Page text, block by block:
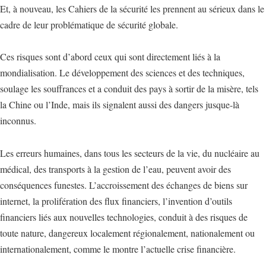
Et, à nouveau, les Cahiers de la sécurité les prennent au sérieux dans le
cadre de leur problématique de sécurité globale.
Ces risques sont d’abord ceux qui sont directement liés à la
mondialisation. Le développement des sciences et des techniques,
soulage les souffrances et a conduit des pays à sortir de la misère, tels
la Chine ou l’Inde, mais ils signalent aussi des dangers jusque-là
inconnus.
Les erreurs humaines, dans tous les secteurs de la vie, du nucléaire au
médical, des transports à la gestion de l’eau, peuvent avoir des
conséquences funestes. L’accroissement des échanges de biens sur
internet, la prolifération des flux financiers, l’invention d’outils
financiers liés aux nouvelles technologies, conduit à des risques de
toute nature, dangereux localement régionalement, nationalement ou
internationalement, comme le montre l’actuelle crise financière.